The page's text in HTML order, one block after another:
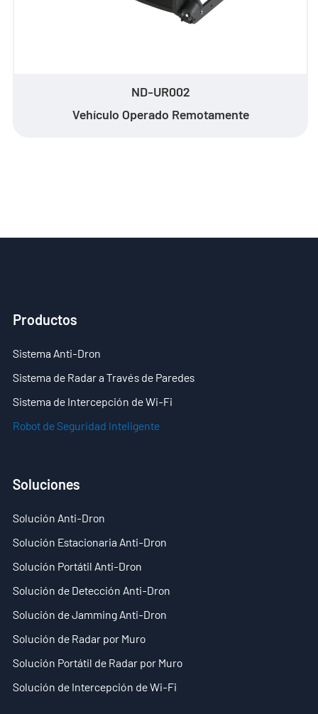
ND-UR002
Vehículo Operado Remotamente
Productos
Sistema Anti-Dron
Sistema de Radar a Través de Paredes
Sistema de Intercepción de Wi-Fi
Robot de Seguridad Inteligente
Soluciones
Solución Anti-Dron
Solución Estacionaria Anti-Dron
Solución Portátil Anti-Dron
Solución de Detección Anti-Dron
Solución de Jamming Anti-Dron
Solución de Radar por Muro
Solución Portátil de Radar por Muro
Solución de Intercepción de Wi-Fi